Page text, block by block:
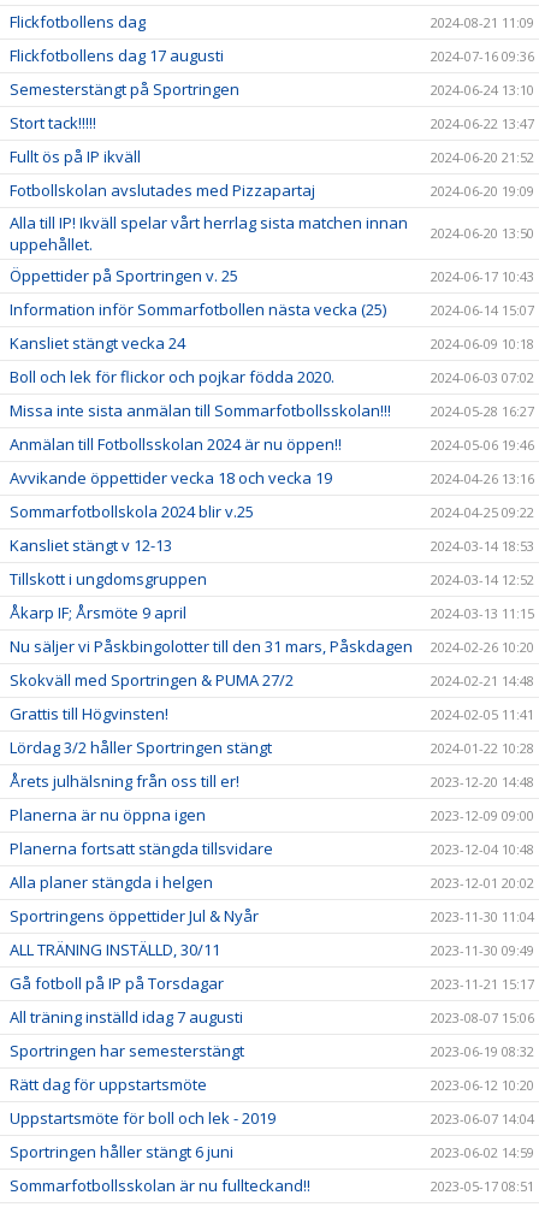
Flickfotbollens dag 2024-08-21 11:09
Flickfotbollens dag 17 augusti 2024-07-16 09:36
Semesterstängt på Sportringen 2024-06-24 13:10
Stort tack!!!!! 2024-06-22 13:47
Fullt ös på IP ikväll 2024-06-20 21:52
Fotbollskolan avslutades med Pizzapartaj 2024-06-20 19:09
Alla till IP! Ikväll spelar vårt herrlag sista matchen innan
uppehållet.
2024-06-20 13:50
Öppettider på Sportringen v. 25 2024-06-17 10:43
Information inför Sommarfotbollen nästa vecka (25) 2024-06-14 15:07
Kansliet stängt vecka 24 2024-06-09 10:18
Boll och lek för flickor och pojkar födda 2020. 2024-06-03 07:02
Missa inte sista anmälan till Sommarfotbollsskolan!!! 2024-05-28 16:27
Anmälan till Fotbollsskolan 2024 är nu öppen!! 2024-05-06 19:46
Avvikande öppettider vecka 18 och vecka 19 2024-04-26 13:16
Sommarfotbollskola 2024 blir v.25 2024-04-25 09:22
Kansliet stängt v 12-13 2024-03-14 18:53
Tillskott i ungdomsgruppen 2024-03-14 12:52
Åkarp IF; Årsmöte 9 april 2024-03-13 11:15
Nu säljer vi Påskbingolotter till den 31 mars, Påskdagen 2024-02-26 10:20
Skokväll med Sportringen & PUMA 27/2 2024-02-21 14:48
Grattis till Högvinsten! 2024-02-05 11:41
Lördag 3/2 håller Sportringen stängt 2024-01-22 10:28
Årets julhälsning från oss till er! 2023-12-20 14:48
Planerna är nu öppna igen 2023-12-09 09:00
Planerna fortsatt stängda tillsvidare 2023-12-04 10:48
Alla planer stängda i helgen 2023-12-01 20:02
Sportringens öppettider Jul & Nyår 2023-11-30 11:04
ALL TRÄNING INSTÄLLD, 30/11 2023-11-30 09:49
Gå fotboll på IP på Torsdagar 2023-11-21 15:17
All träning inställd idag 7 augusti 2023-08-07 15:06
Sportringen har semesterstängt 2023-06-19 08:32
Rätt dag för uppstartsmöte 2023-06-12 10:20
Uppstartsmöte för boll och lek - 2019 2023-06-07 14:04
Sportringen håller stängt 6 juni 2023-06-02 14:59
Sommarfotbollsskolan är nu fullteckand!! 2023-05-17 08:51